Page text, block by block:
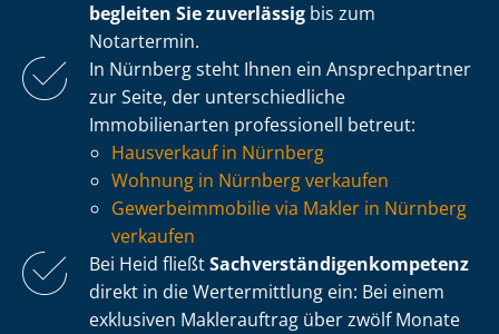
begleiten Sie zuverlässig bis zum
Notartermin.
In Nürnberg steht Ihnen ein Ansprechpartner
zur Seite, der un­ter­schied­li­che
Immobilienarten professionell betreut:
Hausverkauf in Nürnberg
Wohnung in Nürnberg verkaufen
Ge­wer­be­im­mo­bi­lie via Makler in Nürnberg
verkaufen
Bei Heid fließtSach­ver­stän­di­gen­kom­pe­tenz
direkt in die Wertermittlung ein: Bei einem
exklusiven Maklerauftrag über zwölf Monate